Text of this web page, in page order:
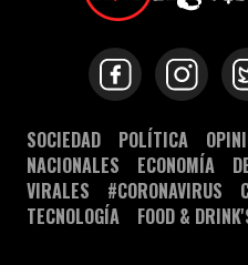
SOCIEDAD POLÍTICA
NACIONALES
ECONOMÍA
VIRALES
#CORONAVIRUS
TECNOLOGÍA
FOOD &